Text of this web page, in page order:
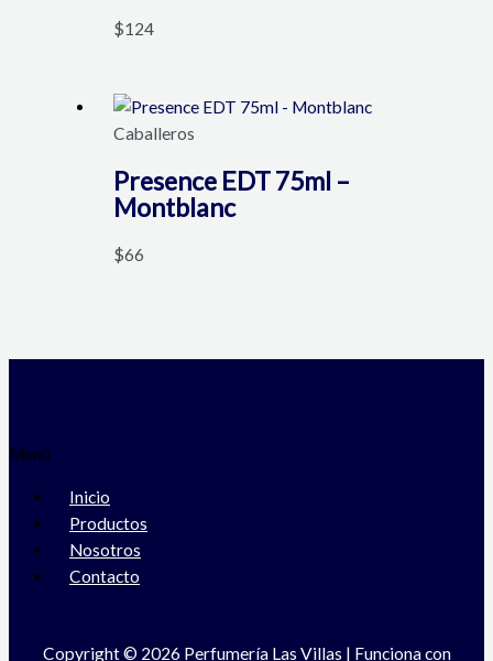
$124
Caballeros
Presence EDT 75ml –
Montblanc
$66
Menú
Inicio
Productos
Nosotros
Contacto
Copyright © 2026 Perfumería Las Villas | Funciona con